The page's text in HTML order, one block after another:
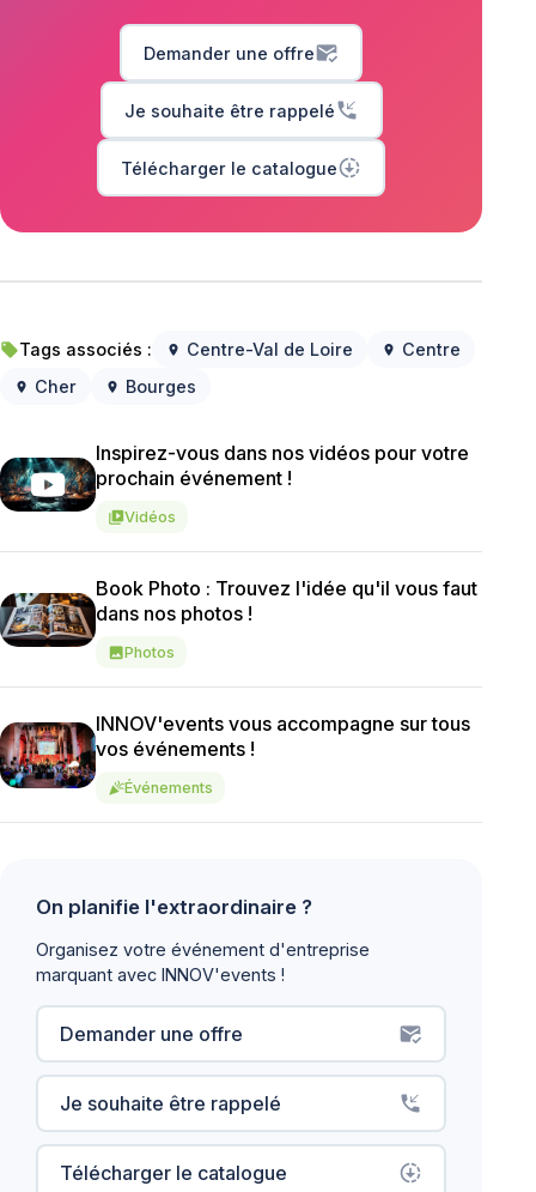
Demander une offremark_email_read
Je souhaite être rappeléphone_callback
Télécharger le cataloguedownloading
local_offerTags associés : location_on Centre-Val de Loire location_on Centre
location_on Cher location_on Bourges
Inspirez-vous dans nos vidéos pour votre
prochain événement !
video_libraryVidéos
Book Photo : Trouvez l'idée qu'il vous faut
dans nos photos !
imagePhotos
INNOV'events vous accompagne sur tous
vos événements !
celebrationÉvénements
On planifie l'extraordinaire ?
Organisez votre événement d'entreprise
marquant avec INNOV'events !
Demander une offre mark_email_read
Je souhaite être rappelé phone_callback
Télécharger le catalogue downloading